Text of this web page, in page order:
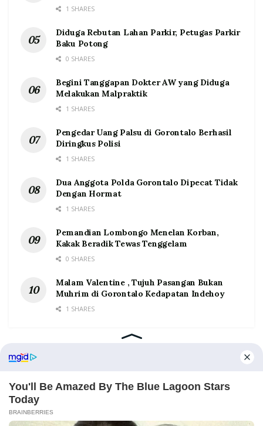
1 SHARES
Diduga Rebutan Lahan Parkir, Petugas Parkir
Baku Potong
0 SHARES
Begini Tanggapan Dokter AW yang Diduga
Melakukan Malpraktik
1 SHARES
Pengedar Uang Palsu di Gorontalo Berhasil
Diringkus Polisi
1 SHARES
Dua Anggota Polda Gorontalo Dipecat Tidak
Dengan Hormat
1 SHARES
Pemandian Lombongo Menelan Korban,
Kakak Beradik Tewas Tenggelam
0 SHARES
Malam Valentine , Tujuh Pasangan Bukan
Muhrim di Gorontalo Kedapatan Indehoy
1 SHARES
Home Tentang Kontak Redaksi Pedoman Media Siber